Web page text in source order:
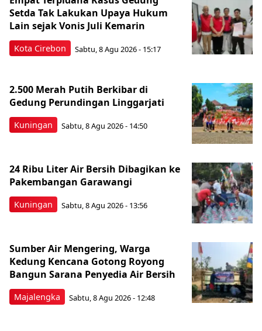
Kota Cirebon
Setda Tak Lakukan Upaya Hukum
Lain sejak Vonis Juli Kemarin
Sabtu, 8 Agu 2026 - 15:17
Kuningan
2.500 Merah Putih Berkibar di
Gedung Perundingan Linggarjati
Sabtu, 8 Agu 2026 - 14:50
Kuningan
24 Ribu Liter Air Bersih Dibagikan ke
Pakembangan Garawangi
Sabtu, 8 Agu 2026 - 13:56
Majalengka
Sumber Air Mengering, Warga
Kedung Kencana Gotong Royong
Bangun Sarana Penyedia Air Bersih
Sabtu, 8 Agu 2026 - 12:48